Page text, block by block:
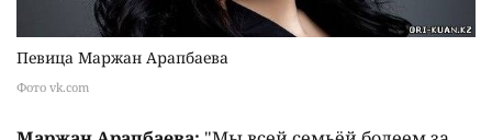
Фото vk.com
Певица Маржан Арапбаева